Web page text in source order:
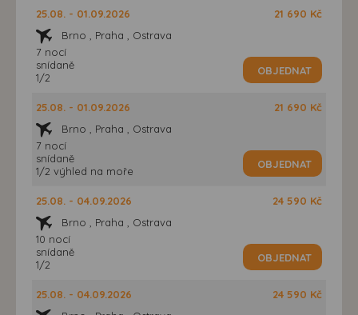
25.08. - 01.09.2026
Brno , Praha , Ostrava
7 nocí
snídaně
1/2
21 690 Kč
OBJEDNAT
25.08. - 01.09.2026
Brno , Praha , Ostrava
7 nocí
snídaně
1/2 výhled na moře
21 690 Kč
OBJEDNAT
25.08. - 04.09.2026
Brno , Praha , Ostrava
10 nocí
snídaně
1/2
24 590 Kč
OBJEDNAT
25.08. - 04.09.2026
24 590 Kč